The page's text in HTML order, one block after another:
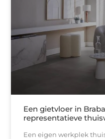
Een gietvloer in
representatieve
Een eigen werkplek